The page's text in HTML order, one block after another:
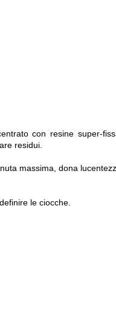
con resine super-
residui.
massima, dona
le ciocche.